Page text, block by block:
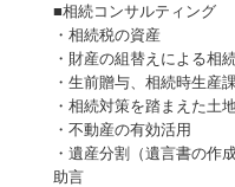
■相続コンサルティング
・相続税の資産
・財産の組替えによる相
・生前贈与、相続時生産
・相続対策を踏まえた土
・不動産の有効活用
・遺産分割（遺言書の作
助言